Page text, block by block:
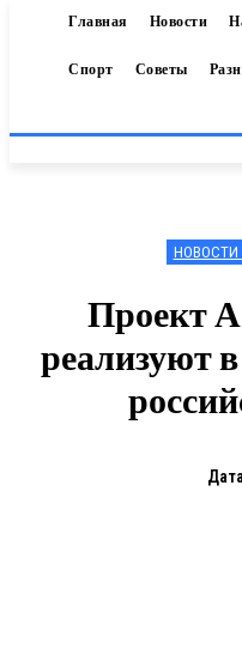
Главная Новости
Спорт Советы
НОВОСТИ
Проект
реализуют